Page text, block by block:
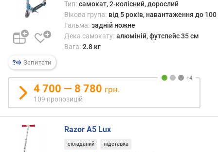
с
т
к
о
і
с
в
а
л
ь
н
и
Запитати
Тип: самокат, 2-колісний, дорослий
Вікова група: від 5 років, навантаження до 100
Гальма: задній ножне
Дека самокату: алюміній, футспейс 35 см
Вага: 2.8 кг
4 700 — 8 780 грн.
109 пропозицій
Razor A5 Lux
складаний підставка